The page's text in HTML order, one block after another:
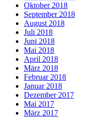
Oktober 2018
September 2018
August 2018
Juli 2018
Juni 2018
Mai 2018
April 2018
März 2018
Februar 2018
Januar 2018
Dezember 2017
Mai 2017
März 2017